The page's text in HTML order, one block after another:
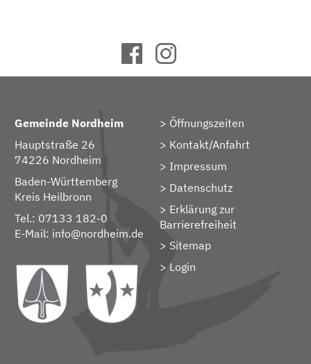
Gemeinde Nordheim
Hauptstraße 26
74226 Nordheim
Baden-Württemberg
Kreis Heilbronn
Tel.: 07133 182-0
E-Mail: info@nordheim.de
Öffnungszeiten
Kontakt/Anfahrt
Impressum
Datenschutz
Erklärung zur
Barrierefreiheit
Sitemap
> Login